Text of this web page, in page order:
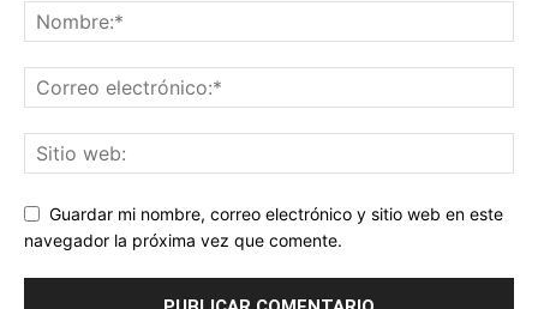
Guardar mi nombre, correo electrónico y sitio web en este
navegador la próxima vez que comente.